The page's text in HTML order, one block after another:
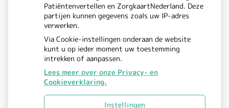
Uw Zorg Online
Patiëntenvertellen en ZorgkaartNederland. Deze
partijen kunnen gegevens zoals uw IP-adres
verwerken.
Via Cookie-instellingen onderaan de website
kunt u op ieder moment uw toestemming
intrekken of aanpassen.
Lees meer over onze Privacy- en
Cookieverklaring.
Instellingen